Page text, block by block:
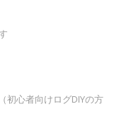
初心者向けログDIYの方